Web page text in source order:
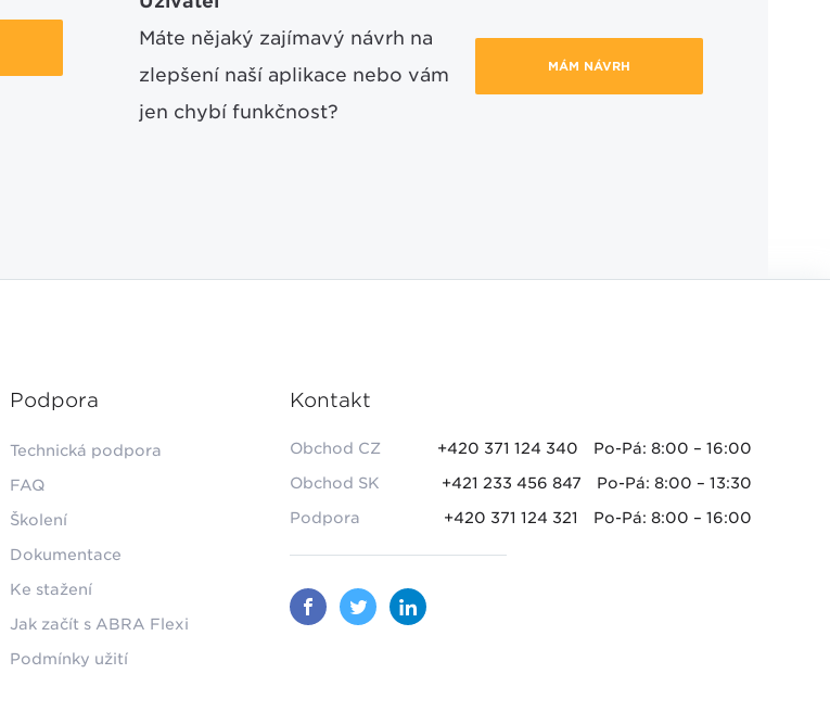
Máte nějaký zajímavý návrh na
zlepšení naší aplikace nebo vám
jen chybí funkčnost?
MÁM NÁVRH
Podpora
Technická podpora
FAQ
Školení
Dokumentace
Ke stažení
Jak začít s ABRA Flexi
Podmínky užití
Kontakt
Obchod CZ +420 371 124 340
Po-Pá: 8:00 – 16:00
Obchod SK
+421 233 456 847
Po-Pá: 8:00 – 13:30
Podpora
+420 371 124 321 Po-Pá: 8:00 – 16:00